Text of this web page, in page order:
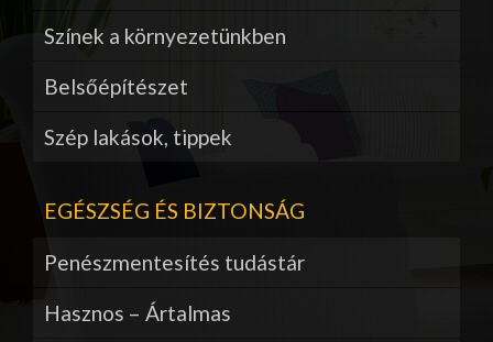
Színek a környezetünkben
Belsőépítészet
Szép lakások, tippek
EGÉSZSÉG ÉS BIZTONSÁG
Penészmentesítés tudástár
Hasznos – Ártalmas